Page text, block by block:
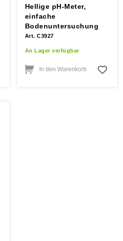
Hellige pH-Meter,
einfache
Bodenuntersuchung
Art. C3927
An Lager verfügbar
In den Warenkorb